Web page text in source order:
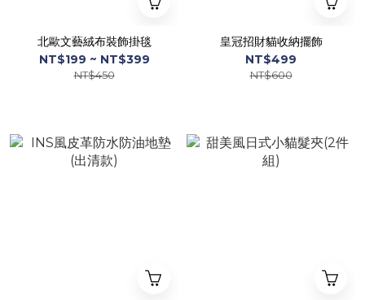
北歐文藝絨布裝飾掛毯
NT$199 ~ NT$399
NT$450
皇冠招財貓收納擺飾
NT$499
NT$600